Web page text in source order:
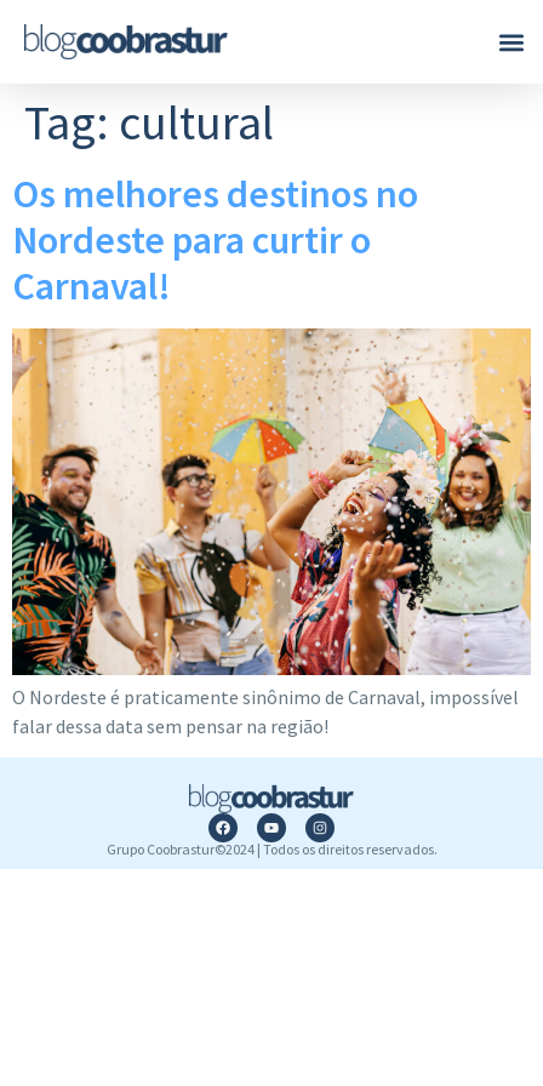
Tag: cultural
Os melhores destinos no
Nordeste para curtir o
Carnaval!
O Nordeste é praticamente sinônimo de Carnaval, impossível
falar dessa data sem pensar na região!
Grupo Coobrastur©2024 | Todos os direitos reservados.